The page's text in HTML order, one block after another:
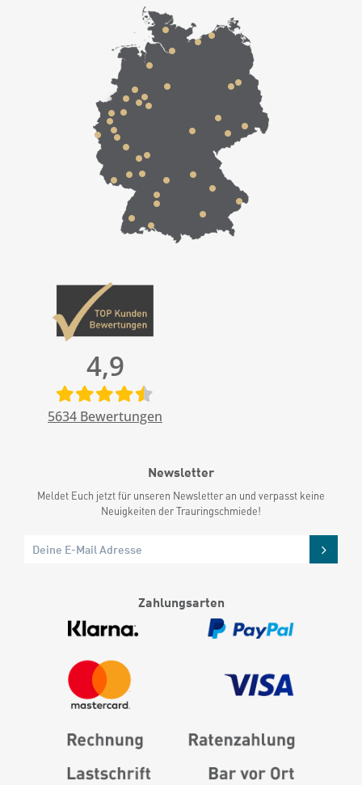
4,9
5634 Bewertungen
Newsletter
Meldet Euch jetzt für unseren Newsletter an und verpasst keine
Neuigkeiten der Trauringschmiede!
Zahlungsarten